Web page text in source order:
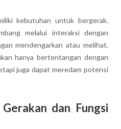
kebutuhan untuk bergerak.
melalui interaksi dengan
mendengarkan atau melihat.
hanya bertentangan dengan
juga dapat meredam potensi
dan Fungsi